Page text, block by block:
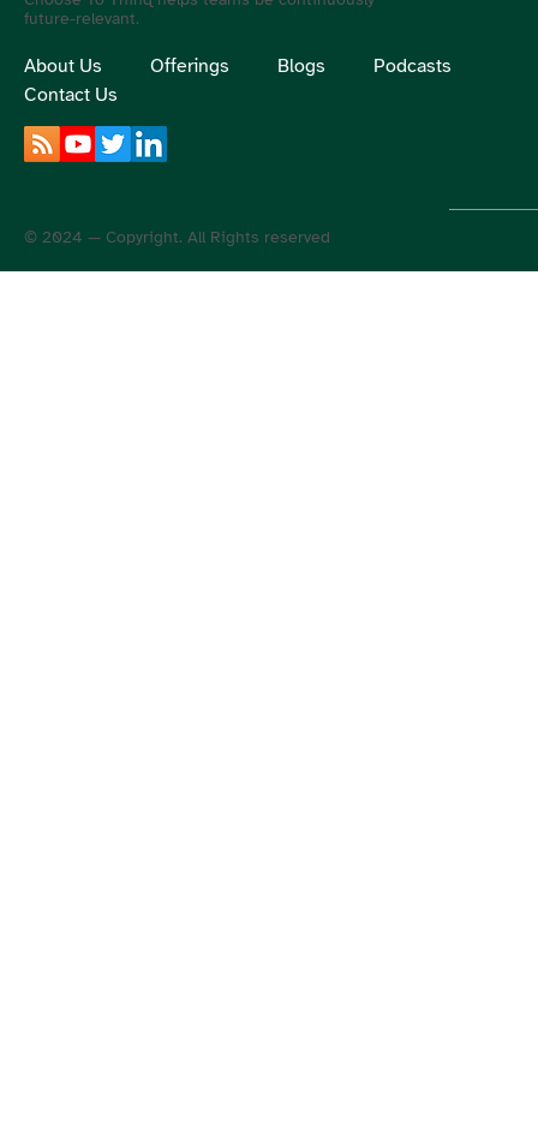
© 2024 — Copyright. All Rights reserved
About Us Offerings Blogs
Podcasts
Contact Us
future-relevant.